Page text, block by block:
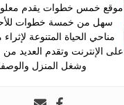
موقع خمس خطوات يقدم
سهل من خمسة خطوات
مناحي الحياة المتنوعة
على الإنترنت وتقدم العديد من
وشغل المنزل